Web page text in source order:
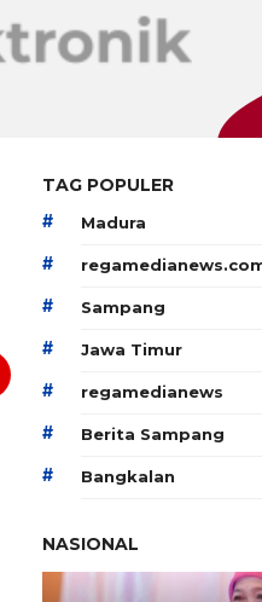
TAG POPULER
# Madura
#
# Sampang
# Jawa Timur
# regamedianews
# Berita Sampang
# Bangkalan
NASIONAL